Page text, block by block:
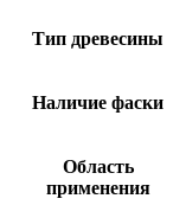
Тип древесины
Наличие фаски
Область
применения